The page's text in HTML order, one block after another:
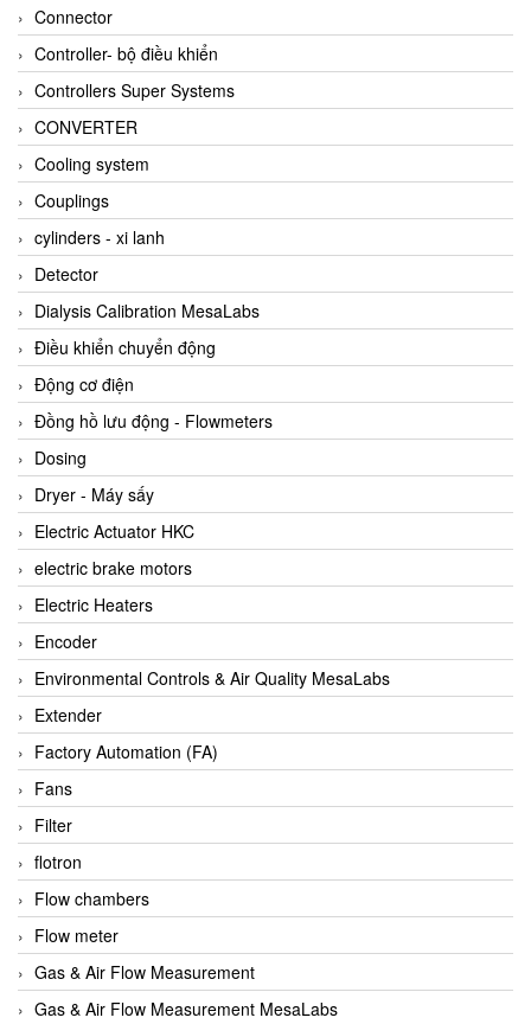
ALA OFFICINE SPA
Albrecht-Automatik Viet Nam
Allen Bradley Vietnam
Alpha Moisture Vietnam
Alpha-Achem Vietnam
Alphino
ALRE-IT Vietnam
Altech
Amarillo Gear
Ametek
AMPTRON Vietnam
AND Vietnam
ANDERSON-NEGELE
ANDILOG Technologies Vietnam
Anritsu
ANTEC S.A
Antico pumps
Anybus/ HMS
AOBEN
Apex Dynamics Vietnam
Apex Dynamics Vietnam
Apiste
APLISENS VietNam
Apollo Fire
Appleton
AQ Matic
Aqualabo Vietnam
Aquametro
Connector
Controller- bộ điều khiển
Controllers Super Systems
CONVERTER
Cooling system
Couplings
cylinders - xi lanh
Detector
Dialysis Calibration MesaLabs
Điều khiển chuyển động
Động cơ điện
Đồng hồ lưu động - Flowmeters
Dosing
Dryer - Máy sấy
Electric Actuator HKC
electric brake motors
Electric Heaters
Encoder
Environmental Controls & Air Quality MesaLabs
Extender
Factory Automation (FA)
Fans
Filter
flotron
Flow chambers
Flow meter
Gas & Air Flow Measurement
Gas & Air Flow Measurement MesaLabs